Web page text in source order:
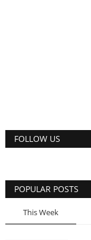
FOLLOW US
POPULAR POSTS
This Week